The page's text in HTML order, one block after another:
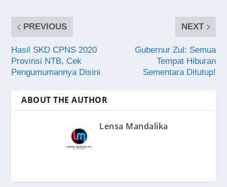
PREVIOUS
Hasil SKD CPNS 2020
Provinsi NTB, Cek
Pengumumannya Disini
NEXT
Gubernur Zul: Semua
Tempat Hiburan
Sementara Ditutup!
ABOUT THE AUTHOR
Lensa Mandalika